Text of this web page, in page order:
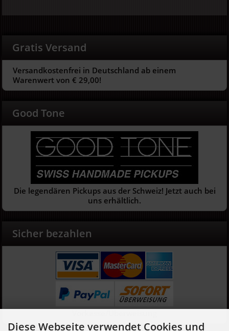
Gratis Versand
Versandkostenfrei in Deutschland ab einem
Warenwert von € 29,00!
Good Tone
Die legendären Pickups aus der Schweiz! Jetzt auch bei
uns erhältlich.
Sicher bezahlen
Diese Webseite verwendet Cookies und